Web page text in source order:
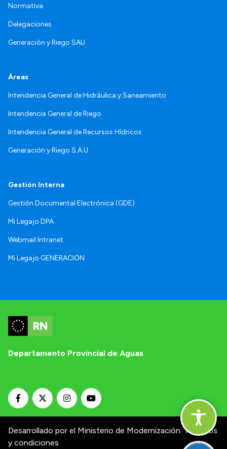
Normativa
Delegaciones
Generación y Riego SAU
Áreas
Intendencia General de Hidráulica y Saneamiento
Intendencia General de Riego
Intendencia General de Recursos Hídricos
Generación y Riego S.A.U.
Gestión Interna
Gestión Documental Electrónica (GDE)
Mi Legajo DPA
Webmail Intranet
Mi Legajo GENERACIÓN
Departamento Provincial de Aguas
Desarrollado por el Ministerio de Modernización. Términos
y condiciones